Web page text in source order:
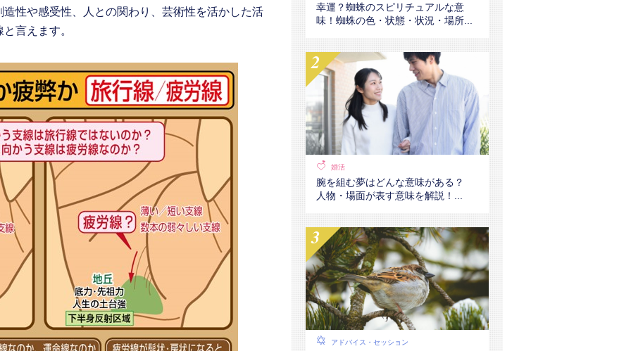
造性や感受性、人との関わり、芸術性を活かした活
言えます。
幸運？蜘蛛のスピリチュアルな意
味！蜘蛛の色・状態・状況・場所...
婚活
腕を組む夢はどんな意味がある？
人物・場面が表す意味を解説！...
アドバイス・セッション